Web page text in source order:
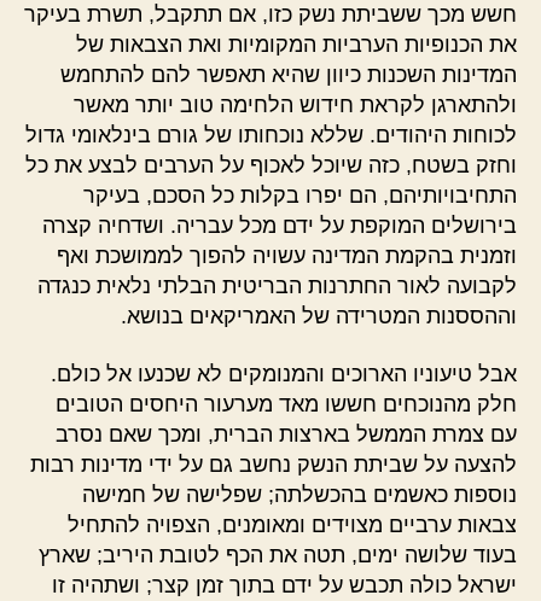
חשש מכך ששביתת נשק כזו, אם תתקבל, תשרת בעיקר
את הכנופיות הערביות המקומיות ואת הצבאות של
המדינות השכנות כיוון שהיא תאפשר להם להתחמש
ולהתארגן לקראת חידוש הלחימה טוב יותר מאשר
לכוחות היהודים. שללא נוכחותו של גורם בינלאומי גדול
וחזק בשטח, כזה שיוכל לאכוף על הערבים לבצע את כל
התחיבויותיהם, הם יפרו בקלות כל הסכם, בעיקר
בירושלים המוקפת על ידם מכל עבריה. ושדחיה קצרה
וזמנית בהקמת המדינה עשויה להפוך לממושכת ואף
לקבועה לאור החתרנות הבריטית הבלתי נלאית כנגדה
וההססנות המטרידה של האמריקאים בנושא.
אבל טיעוניו הארוכים והמנומקים לא שכנעו אל כולם.
חלק מהנוכחים חששו מאד מערעור היחסים הטובים
עם צמרת הממשל בארצות הברית, ומכך שאם נסרב
להצעה על שביתת הנשק נחשב גם על ידי מדינות רבות
נוספות כאשמים בהכשלתה; שפלישה של חמישה
צבאות ערביים מצוידים ומאומנים, הצפויה להתחיל
בעוד שלושה ימים, תטה את הכף לטובת היריב; שארץ
ישראל כולה תכבש על ידם בתוך זמן קצר; ושתהיה זו